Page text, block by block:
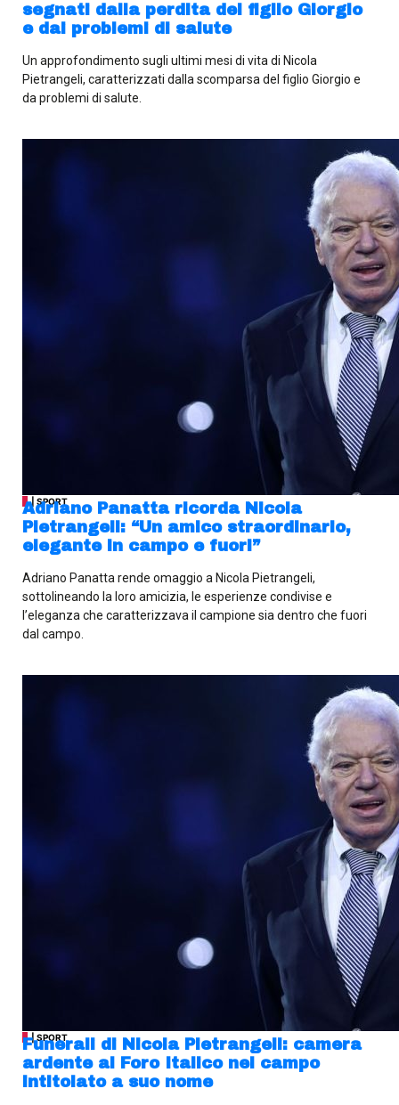
segnati dalla perdita del figlio Giorgio
e dai problemi di salute
Un approfondimento sugli ultimi mesi di vita di Nicola
Pietrangeli, caratterizzati dalla scomparsa del figlio Giorgio e
da problemi di salute.
| SPORT
Adriano Panatta ricorda Nicola
Pietrangeli: “Un amico straordinario,
elegante in campo e fuori”
Adriano Panatta rende omaggio a Nicola Pietrangeli,
sottolineando la loro amicizia, le esperienze condivise e
l’eleganza che caratterizzava il campione sia dentro che fuori
dal campo.
| SPORT
Funerali di Nicola Pietrangeli: camera
ardente al Foro Italico nel campo
intitolato a suo nome